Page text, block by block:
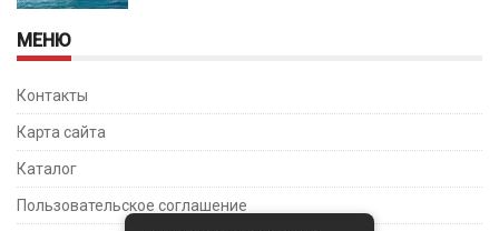
МЕНЮ
Контакты
Карта сайта
Каталог
Пользовательское соглашение